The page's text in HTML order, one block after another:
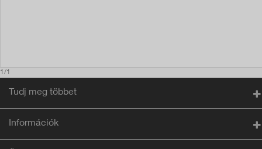
1/1
Tudj meg többet
Információk